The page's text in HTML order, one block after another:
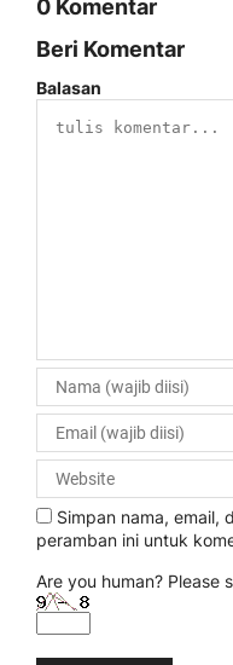
0 Komentar
Beri Komentar
Balasan
Simpan nama, email,
peramban ini untuk
Are you human? Please